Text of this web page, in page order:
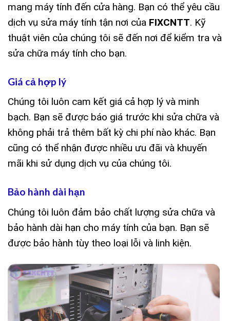
mang máy tính đến cửa hàng. Bạn có thể yêu cầu
dịch vụ sửa máy tính tận nơi của FIXCNTT. Kỹ
thuật viên của chúng tôi sẽ đến nơi để kiểm tra và
sửa chữa máy tính cho bạn.
Giá cả hợp lý
Chúng tôi luôn cam kết giá cả hợp lý và minh
bạch. Bạn sẽ được báo giá trước khi sửa chữa và
không phải trả thêm bất kỳ chi phí nào khác. Bạn
cũng có thể nhận được nhiều ưu đãi và khuyến
mãi khi sử dụng dịch vụ của chúng tôi.
Bảo hành dài hạn
Chúng tôi luôn đảm bảo chất lượng sửa chữa và
bảo hành dài hạn cho máy tính của bạn. Bạn sẽ
được bảo hành tùy theo loại lỗi và linh kiện.